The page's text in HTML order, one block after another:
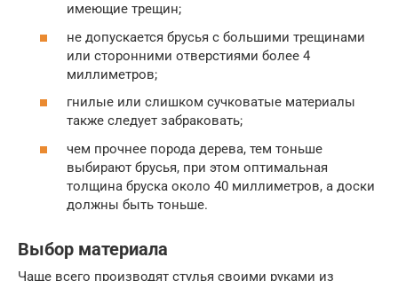
имеющие трещин;
не допускается брусья с большими трещинами
или сторонними отверстиями более 4
миллиметров;
гнилые или слишком сучковатые материалы
также следует забраковать;
чем прочнее порода дерева, тем тоньше
выбирают брусья, при этом оптимальная
толщина бруска около 40 миллиметров, а доски
должны быть тоньше.
Выбор материала
Чаще всего производят стулья своими руками из